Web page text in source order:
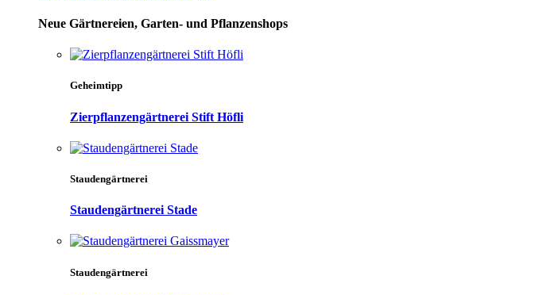
Neue Gärtnereien, Garten- und Pflanzenshops
Geheimtipp
Zierpflanzengärtnerei Stift Höfli
Staudengärtnerei
Staudengärtnerei Stade
Staudengärtnerei